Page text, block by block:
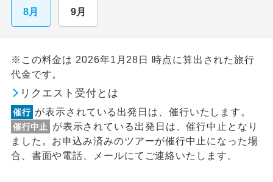
8月 9月
※この料金は 2026年1月28日 時点に算出された旅行
代金です。
リクエスト受付とは
催行 が表示されている出発日は、催行いたします。
催行中止
が表示されている出発日は、催行中止となり
ました。お申込み済みのツアーが催行中止になった場
合、書面や電話、メールにてご連絡いたします。